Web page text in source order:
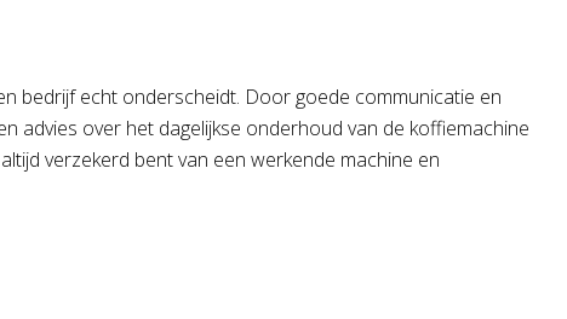
bedrijf echt onderscheidt. Door goede communicatie en
advies over het dagelijkse onderhoud van de koffiemachine
verzekerd bent van een werkende machine en